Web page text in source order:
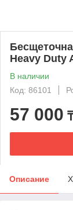
Heavy Duty
В наличии
Код: 86101
57 000
Описание